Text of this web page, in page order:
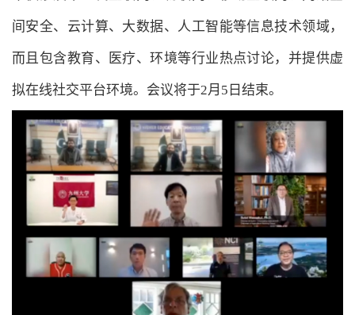
间安全、云计算、大数据、人工智能等信息技术领域，
而且包含教育、医疗、环境等行业热点讨论，并提供虚
拟在线社交平台环境。会议将于2月5日结束。